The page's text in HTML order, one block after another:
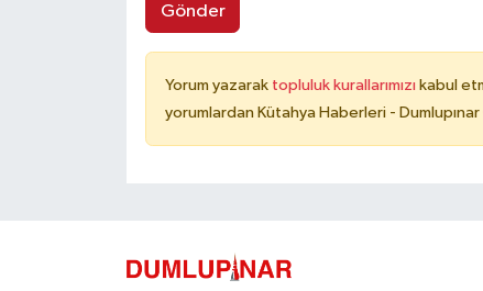
Gönder
Yorum yazarak topluluk kurallarımızı kabul
yorumlardan Kütahya Haberleri -